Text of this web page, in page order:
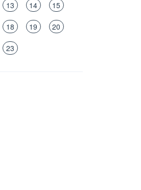
13 14 15
18 19 20
23